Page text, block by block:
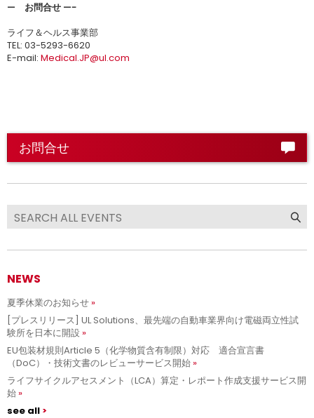
— お問合せ —-
ライフ＆ヘルス事業部
TEL: 03-5293-6620
E-mail: Medical.JP@ul.com
お問合せ
NEWS
夏季休業のお知らせ
[プレスリリース] UL Solutions、最先端の自動車業界向け電磁両立性試
験所を日本に開設
EU包装材規則Article 5（化学物質含有制限）対応 適合宣言書
（DoC）・技術文書のレビューサービス開始
ライフサイクルアセスメント（LCA）算定・レポート作成支援サービス開
始
see all